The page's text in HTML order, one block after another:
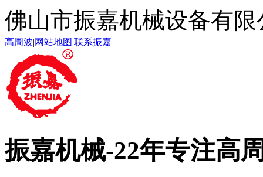
佛山市振嘉机械设备有限
高周波|网站地图|联系振嘉
振嘉机械-22年专注高